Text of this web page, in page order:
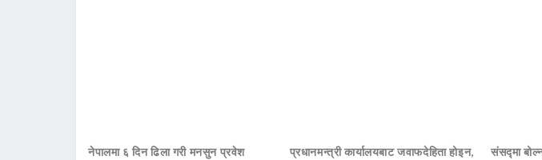
नेपालमा ६ दिन ढिला गरी मनसुन प्रवेश
प्रधानमन्त्री कार्यालयबाट जवाफदेहिता होइन,
संसद्मा